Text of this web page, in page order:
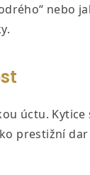
nebo
úctu.
prestižní